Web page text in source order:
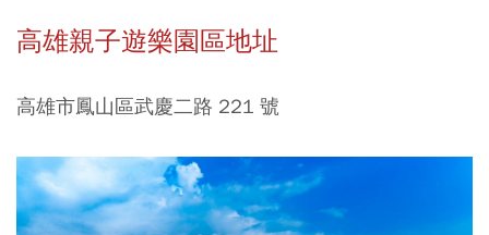
高雄親子遊樂園區地址
高雄市鳳山區武慶二路 221 號